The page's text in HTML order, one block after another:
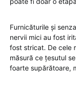
Furnicăturile și
nervii mici au fost
fost stricat. De cele
măsură ce țesutul
foarte supărătoare,